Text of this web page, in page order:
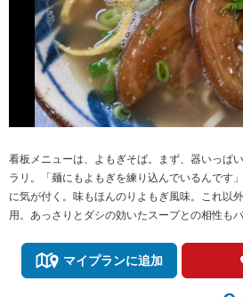
看板メニューは、よもぎそば。まず、器いっぱ
ラリ。「麺にもよもぎを練り込んでいるんです
に気が付く。味もほんのりよもぎ風味。これ以
用。あっさりとダシの効いたスープとの相性もバ
マイプランに追加